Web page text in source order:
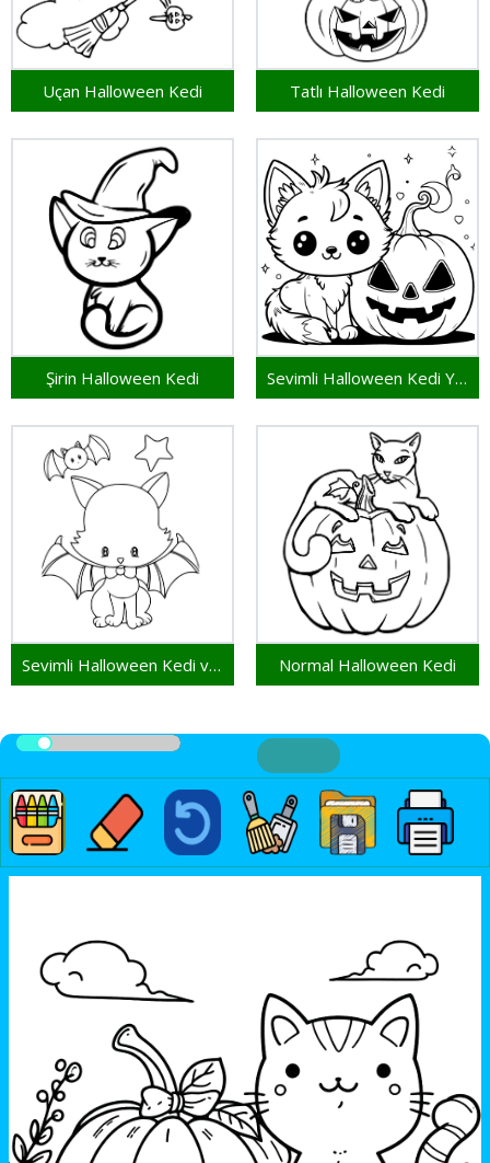
Uçan Halloween Kedi Tatlı Halloween Kedi
Şirin Halloween Kedi Sevimli Halloween Kedi Yazdırılabilir
Sevimli Halloween Kedi ve Yarasa Normal Halloween Kedi